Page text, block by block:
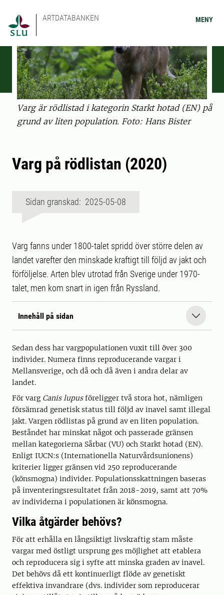
ARTDATABANKEN MENY
Varg är rödlistad i kategorin Starkt hotad (EN) på
grund av liten population. Foto: Hans Bister
Varg på rödlistan (2020)
Sidan granskad: 2025-05-08
Varg fanns under 1800-talet spridd över större delen av
landet varefter den minskade kraftigt till följd av jakt och
förföljelse. Arten blev utrotad från Sverige under 1970-
talet, men kom snart in igen från Ryssland.
Innehåll på sidan
Sedan dess har vargpopulationen vuxit till över 300
individer. Numera finns reproducerande vargar i
Mellansverige, och då och då även i andra delar av
landet.
För varg Canis lupusföreligger två stora hot, nämligen
försämrad genetisk status till följd av inavel samt illegal
jakt. Vargen rödlistas på grund av en liten population.
Beståndet har minskat något och passerade gränsen
mellan kategorierna Sårbar (VU) och Starkt hotad (EN).
Enligt IUCN:s (Internationella Naturvårdsunionens)
kriterier ligger gränsen vid 250 reproducerande
(könsmogna) individer. Populationsskattningen baseras
på inventeringsresultatet från 2018-2019, samt att 70%
av individerna i populationen är könsmogna.
Vilka åtgärder behövs?
För att erhålla en långsiktigt livskraftig stam måste
vargar med östligt ursprung ges möjlighet att etablera
och reproducera sig i syfte att minska graden av inavel.
Det behövs då ett kontinuerligt flöde av genetiskt
effektiva invandrare (dvs. individer som reproducerar